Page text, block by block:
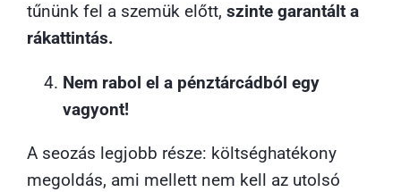
tűnünk fel a szemük előtt, szinte garantált a
rákattintás.
Nem rabol el a pénztárcádból egy
vagyont!
A seozás legjobb része: költséghatékony
megoldás, ami mellett nem kell az utolsó